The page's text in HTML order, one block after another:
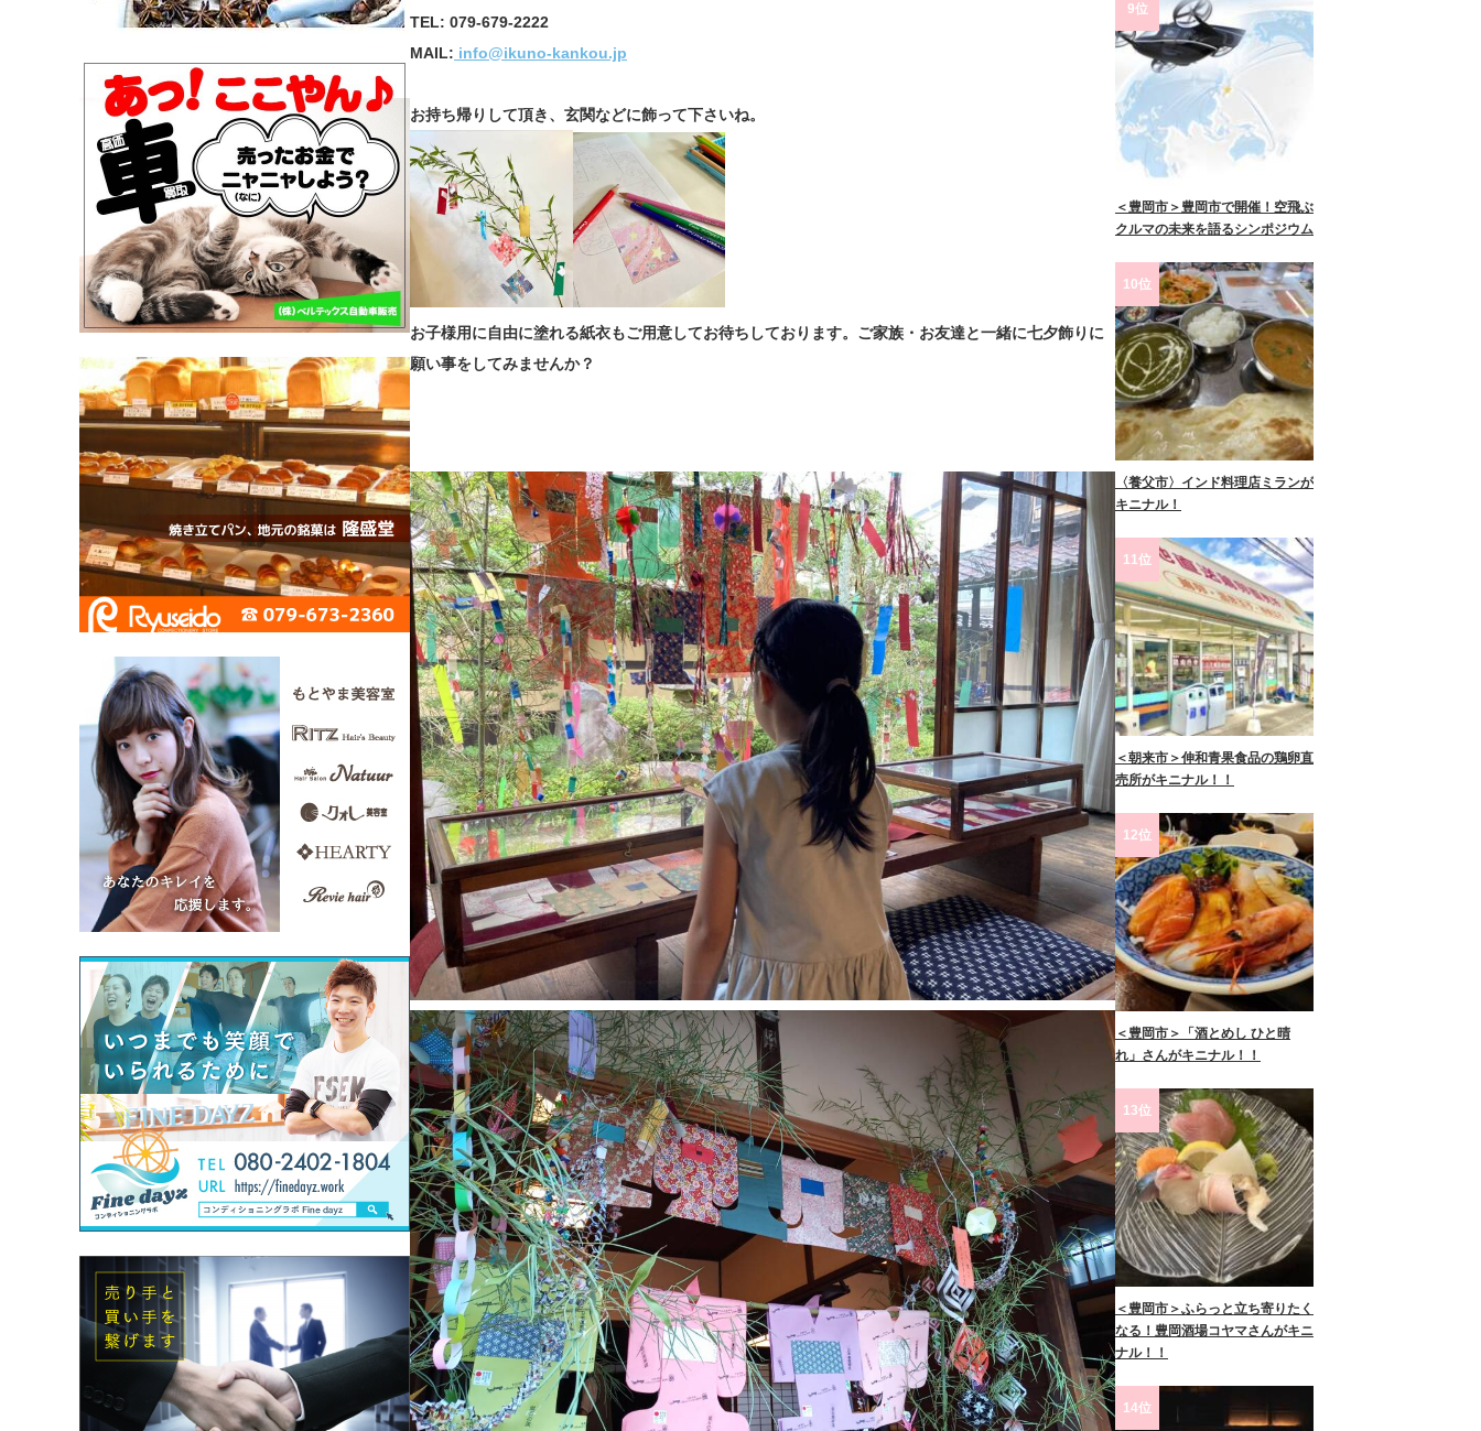
TEL: 079-679-2222
MAIL: info@ikuno-kankou.jp
お持ち帰りして頂き、玄関などに飾って下さいね。
お子様用に自由に塗れる紙衣もご用意してお待ちしております。 ご家族・お友達と一緒に七夕飾りに
願い事をしてみませんか？
9位
＜豊岡市＞豊岡市で開催！空飛ぶ
クルマの未来を語るシンポジウム
10位
〈養父市〉インド料理店ミランが
キニナル！
11位
＜朝来市＞伸和青果食品の鶏卵直
売所がキニナル！！
12位
＜豊岡市＞「酒とめし ひと晴
れ」さんがキニナル！！
13位
＜豊岡市＞ふらっと立ち寄りたく
なる！豊岡酒場コヤマさんがキニ
ナル！！
14位